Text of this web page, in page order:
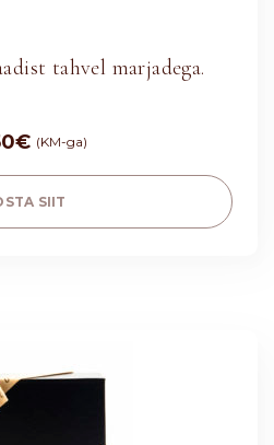
tahvel marjadega.
€ (KM-ga)
SIIT